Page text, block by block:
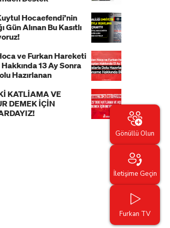
Hocaefendi’nin
Gün Alınan Bu Kasıtlı
ve Furkan Hareketi
13 Ay Sonra
Hazırlanan
KATLİAMA VE
DEMEK İÇİN
Gönüllü Olun
İletişime Geçin
Furkan TV